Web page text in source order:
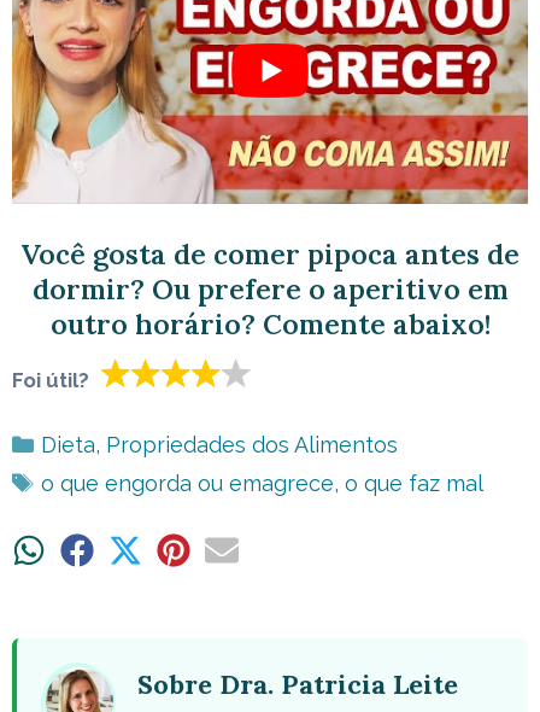
Você gosta de comer pipoca antes de
dormir? Ou prefere o aperitivo em
outro horário? Comente abaixo!
Foi útil?
Categorias
Dieta, Propriedades dos Alimentos
Tags
o que engorda ou emagrece, o que faz mal
ShareShare ShareShareShare
Sobre Dra. Patricia Leite